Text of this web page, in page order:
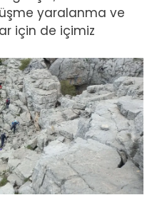
yaralanma ve
için de içimiz